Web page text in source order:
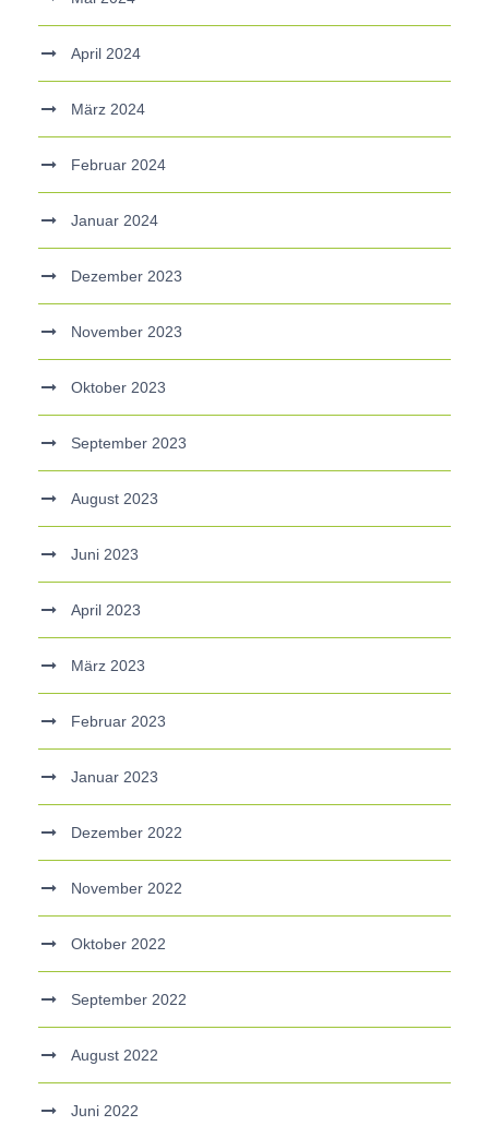
April 2024
März 2024
Februar 2024
Januar 2024
Dezember 2023
November 2023
Oktober 2023
September 2023
August 2023
Juni 2023
April 2023
März 2023
Februar 2023
Januar 2023
Dezember 2022
November 2022
Oktober 2022
September 2022
August 2022
Juni 2022